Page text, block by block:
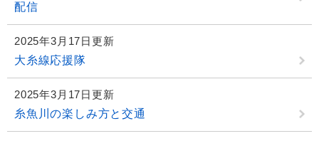
配信
2025年3月17日更新
大糸線応援隊
2025年3月17日更新
糸魚川の楽しみ方と交通